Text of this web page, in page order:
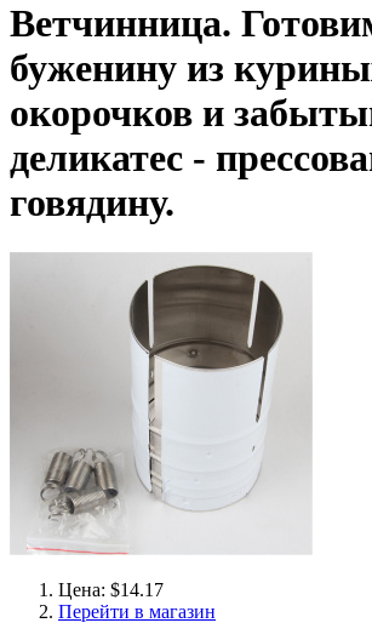
Ветчинница.
буженину из
окорочков и
деликатес -
говядину.
Цена: $14.17
Перейти в магазин